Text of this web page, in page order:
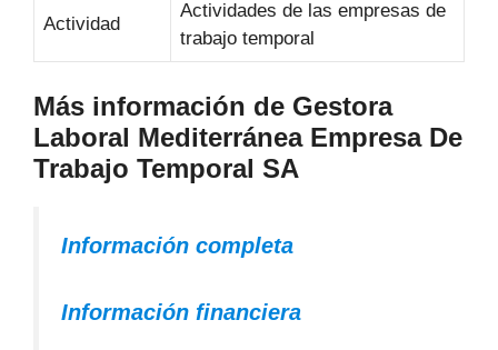
Actividad
Actividades de las empresas de
trabajo temporal
Más información de Gestora
Laboral Mediterránea Empresa De
Trabajo Temporal SA
Información completa
Información financiera